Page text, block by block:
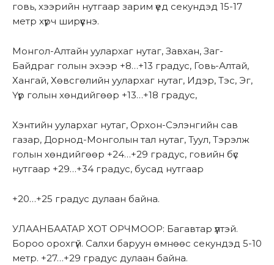
говь, хээрийн нутгаар зарим үед секундэд 15-17
метр хүрч ширүүснэ.
Монгол-Алтайн уулархаг нутаг, Завхан, Заг-
Байдраг голын эхээр +8…+13 градус, Говь-Алтай,
Хангай, Хөвсгөлийн уулархаг нутаг, Идэр, Тэс, Эг,
Үүр голын хөндийгөөр +13…+18 градус,
Хэнтийн уулархаг нутаг, Орхон-Сэлэнгийн сав
газар, Дорнод-Монголын тал нутаг, Туул, Тэрэлж
голын хөндийгөөр +24…+29 градус, говийн бүс
нутгаар +29…+34 градус, бусад нутгаар
+20…+25 градус дулаан байна.
УЛААНБААТАР ХОТ ОРЧМООР: Багавтар үүлтэй.
Бороо орохгүй. Салхи баруун өмнөөс секундэд 5-10
метр. +27…+29 градус дулаан байна.